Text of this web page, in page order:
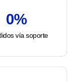
vía soporte
0%